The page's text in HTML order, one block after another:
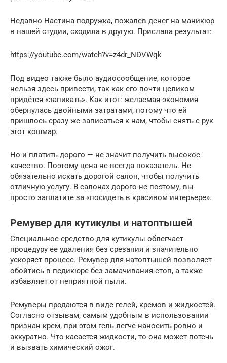
Недавно Настина подружка, пожалев денег на маникюр
в нашей студии, сходила в другую. Прислала результат:
https://youtube.com/watch?v=z4dr_NDVWqk
Под видео также было аудиосообщение, которое
нельзя здесь привести, так как его почти целиком
придётся «запикать». Как итог: желаемая экономия
обернулась двойными затратами, потому что ей
пришлось сразу же записаться к нам, чтобы снять с рук
этот кошмар.
Но и платить дорого — не значит получить высокое
качество. Поэтому цена не всегда показатель. Не
обязательно искать дорогой салон, чтобы получить
отличную услугу. В салонах дорого не поэтому, вы
просто заплатите за «посидеть в красивом интерьере».
Ремувер для кутикулы и натоптышей
Специальное средство для кутикулы облегчает
процедуру ее удаления без срезания и значительно
ускоряет процесс. Ремувер для натоптышей позволяет
обойтись в педикюре без замачивания стоп, а также
избавляет от неприятной пыли.
Ремуверы продаются в виде гелей, кремов и жидкостей.
Согласно отзывам, самым удобным в использовании
признан крем, при этом гель легче наносить ровно и
аккуратно. Что касается жидкости, то она может потечь
и вызвать химический ожог.